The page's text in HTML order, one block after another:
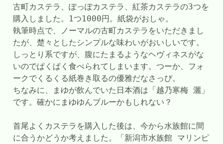
古町カステラ、ぽっぽカステラ、紅茶カステラの3つを
購入しました。1つ1000円。紙袋がおしゃ。
執筆時点で、ノーマルの古町カステラをいただきまし
たが、楚々としたシンプルな味わいがおいしいです。
しっとり系ですが、腹にたまるようなヘヴィネスがな
いのでぱくぱく食べられてしまいます。つーか、フォ
ークでくるくる紙巻き取るの優雅だなさっぴ。
ちなみに、まゆが飲んでいた日本酒は「越乃寒梅 灑」
です。確かにまゆゆんブルーかもしれない？
首尾よくカステラを購入した後は、今から水族館に間
に合うかどうか考えました。「新潟市水族館 マリンピ